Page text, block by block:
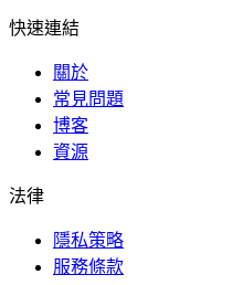
快速連結
關於
常見問題
博客
資源
法律
隱私策略
服務條款